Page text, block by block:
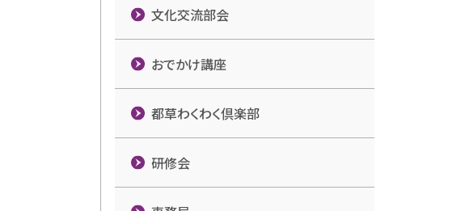
文化交流部会
おでかけ講座
都草わくわく倶楽部
研修会